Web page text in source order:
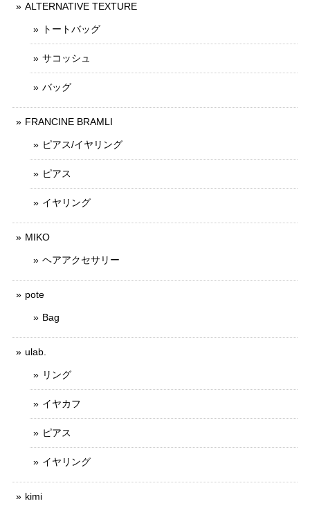
ALTERNATIVE TEXTURE
トートバッグ
サコッシュ
バッグ
FRANCINE BRAMLI
ピアス/イヤリング
ピアス
イヤリング
MIKO
ヘアアクセサリー
pote
Bag
ulab.
リング
イヤカフ
ピアス
イヤリング
kimi